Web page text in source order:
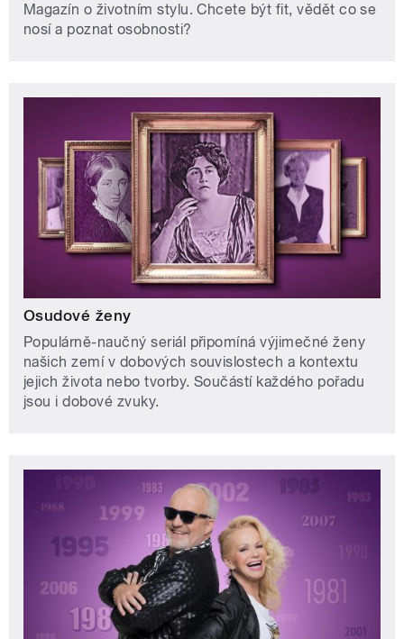
Magazín o životním stylu. Chcete být fit, vědět co se
nosí a poznat osobnosti?
Osudové ženy
Populárně-naučný seriál připomíná výjimečné ženy
našich zemí v dobových souvislostech a kontextu
jejich života nebo tvorby. Součástí každého pořadu
jsou i dobové zvuky.